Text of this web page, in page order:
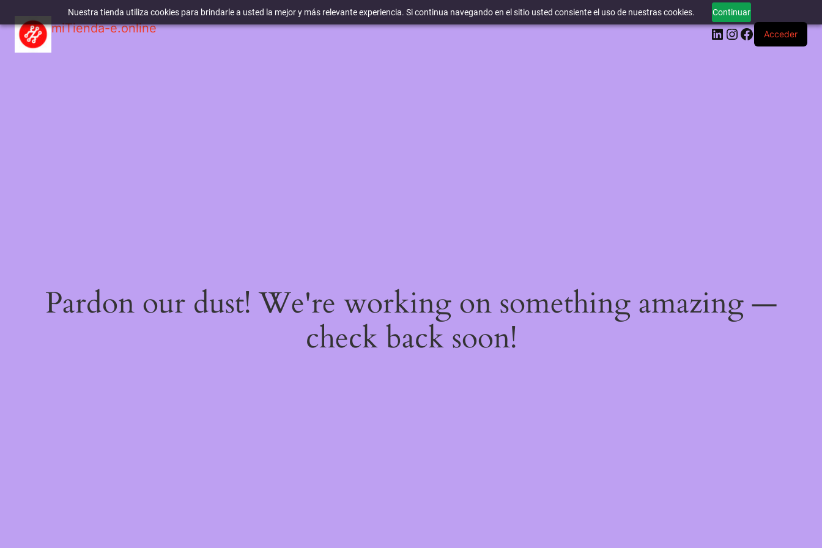
Nuestra tienda utiliza cookies para brindarle a usted la mejor y más relevante experiencia. Si continua navegando en el sitio usted consiente el uso de nuestras cookies. Continuar
miTienda-e.online LinkedIn
Instagram
Facebook
Acceder
Pardon our dust! We're working on something amazing —
check back soon!